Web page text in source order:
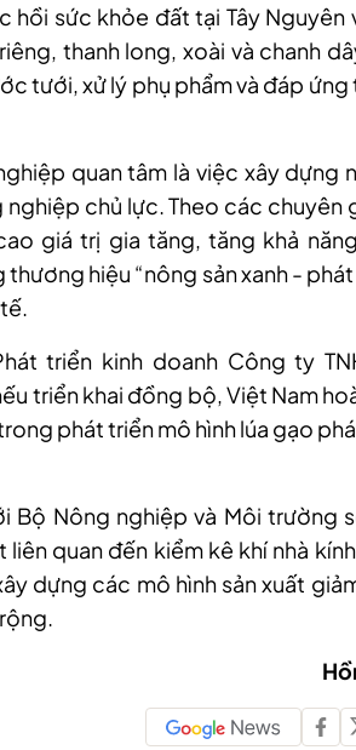
hồi sức khỏe đất tại Tây Nguyên
thanh long, xoài và chanh
tưới, xử lý phụ phẩm và đáp ứng
quan tâm là việc xây dựng
chủ lực. Theo các chuyên
giá trị gia tăng, tăng khả
hiệu “nông sản xanh -
triển kinh doanh Công ty
triển khai đồng bộ, Việt Nam
phát triển mô hình lúa gạo
Bộ Nông nghiệp và Môi trường
quan đến kiểm kê khí nhà
dựng các mô hình sản xuất